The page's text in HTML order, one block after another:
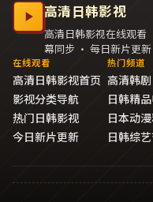
高清日韩影视
高清日韩影视在线观
幕同步 · 每日新片更新
在线观看
高清日韩影视首页
影视分类导航
热门日韩影视
今日新片更新
热门频道
高清韩
日韩精
日本动
日韩综